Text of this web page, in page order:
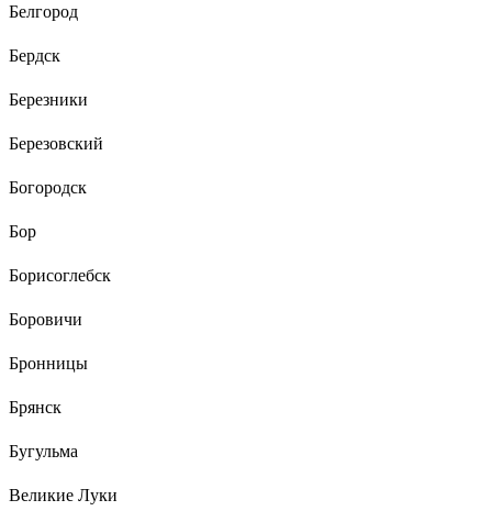
Белгород
Бердск
Березники
Березовский
Богородск
Бор
Борисоглебск
Боровичи
Бронницы
Брянск
Бугульма
Великие Луки